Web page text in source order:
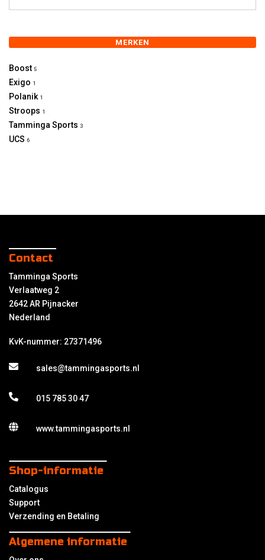
MERKEN
Boost 5
Exigo 1
Polanik 1
Stroops 1
Tamminga Sports 3
UCS 6
Contact
Tamminga Sports
Verlaatweg 2
2642 AR Pijnacker
Nederland
KvK-nummer: 27371496
sales@tammingasports.nl
015 785 30 47
www.tammingasports.nl
Shop-informatie
Catalogus
Support
Verzending en Betaling
Algemene informatie